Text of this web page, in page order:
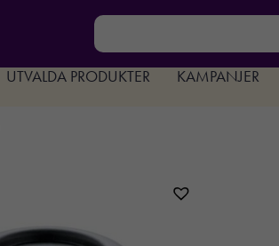
UTVALDA PRODUKTER KAMPANJER